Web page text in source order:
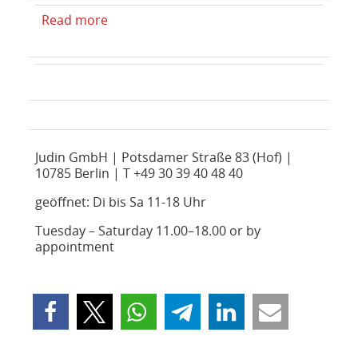
Read more
Judin GmbH | Potsdamer Straße 83 (Hof) |
10785 Berlin | T +49 30 39 40 48 40
geöffnet: Di bis Sa 11-18 Uhr
Tuesday – Saturday 11.00–18.00 or by
appointment